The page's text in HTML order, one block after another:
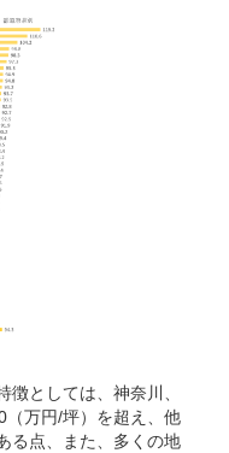
としては、神奈川、
（万円/坪）を超え、他
る点、また、多くの地